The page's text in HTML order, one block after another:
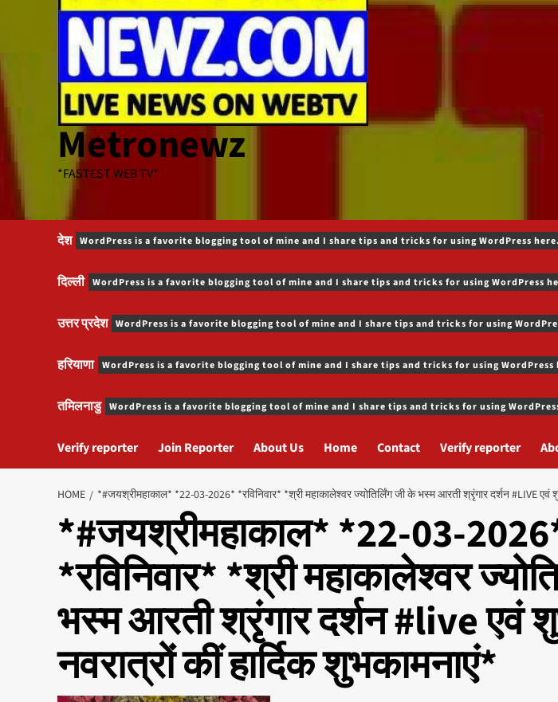
Metronewz
*FASTEST WEB TV*
देश WordPress is a favorite blogging tool of mine and I share tips and tricks for using WordPress here.
दिल्ली WordPress is a favorite blogging tool of mine and I share tips and tricks for using WordPress
उत्तर प्रदेश WordPress is a favorite blogging tool of mine and I share tips and tricks for using
हरियाणा WordPress is a favorite blogging tool of mine and I share tips and tricks for using WordPress
तमिलनाडु WordPress is a favorite blogging tool of mine and I share tips and tricks for using
Verify reporter Join Reporter About Us Home Contact Verify reporter
HOME *#जयश्रीमहाकाल* *22-03-2026* *रविनिवार* *श्री महाकालेश्वर ज्योतिर्लिंग जी के भस्म आरती श्रृंगार दर्शन #LIVE एवं
*#जयश्रीमहाकाल* *22-03-
*रविनिवार* *श्री महाकालेश्वर
भस्म आरती श्रृंगार दर्शन #live एवं
नवरात्रों कीं हार्दिक शुभकामनाएं*